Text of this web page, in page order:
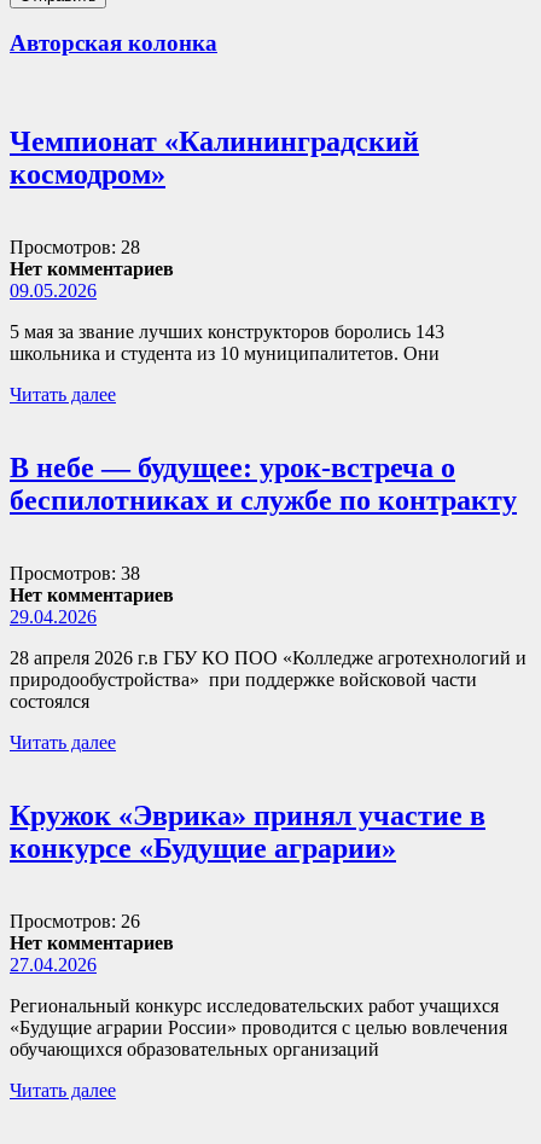
Авторская колонка
Чемпионат «Калининградский
космодром»
Просмотров: 28
Нет комментариев
09.05.2026
5 мая за звание лучших конструкторов боролись 143
школьника и студента из 10 муниципалитетов. Они
Читать далее
В небе — будущее: урок-встреча о
беспилотниках и службе по контракту
Просмотров: 38
Нет комментариев
29.04.2026
28 апреля 2026 г.в ГБУ КО ПОО «Колледже агротехнологий и
природообустройства» при поддержке войсковой части
состоялся
Читать далее
Кружок «Эврика» принял участие в
конкурсе «Будущие аграрии»
Просмотров: 26
Нет комментариев
27.04.2026
Региональный конкурс исследовательских работ учащихся
«Будущие аграрии России» проводится с целью вовлечения
обучающихся образовательных организаций
Читать далее